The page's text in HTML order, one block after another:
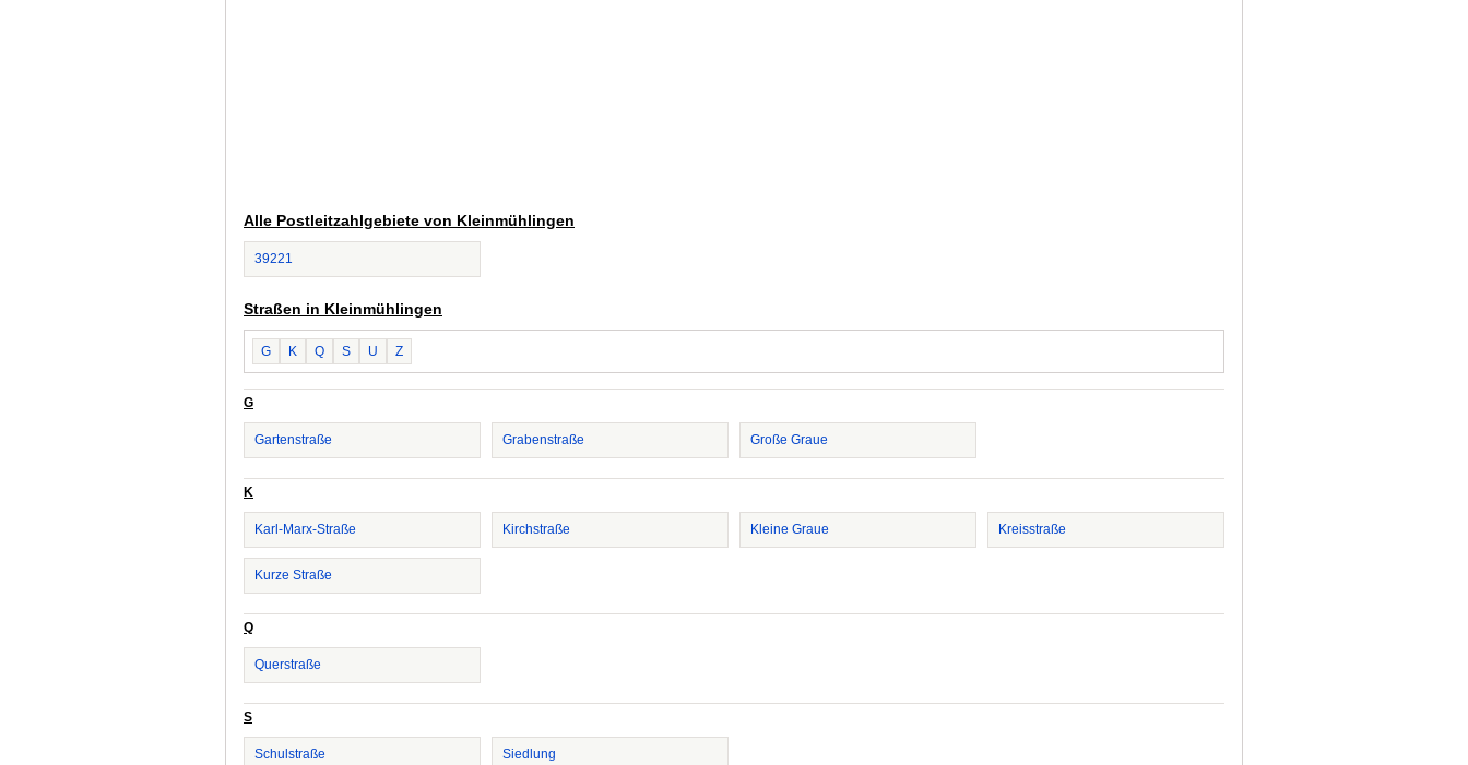
Alle Postleitzahlgebiete von Kleinmühlingen
39221
Straßen in Kleinmühlingen
G K Q S U Z
G
Gartenstraße Grabenstraße Große Graue
K
Karl-Marx-Straße Kirchstraße Kleine Graue Kreisstraße
Kurze Straße
Q
Querstraße
S
Schulstraße Siedlung